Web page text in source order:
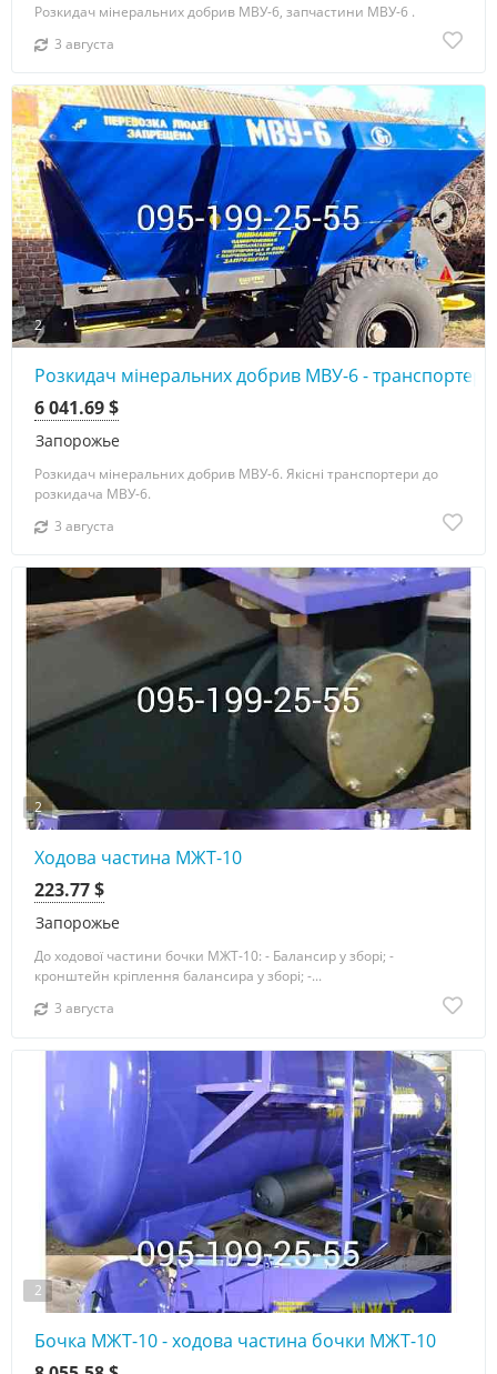
Розкидач мінеральних добрив МВУ-6, запчастини МВУ-6 .
3 августа
2
Розкидач мінеральних добрив МВУ-6 -
Запорожье
6 041.69 $
Розкидач мінеральних добрив МВУ-6. Якісні транспортери до
розкидача МВУ-6.
3 августа
2
Ходова частина МЖТ-10
Запорожье
223.77 $
До ходової частини бочки МЖТ-10: - Балансир у зборі; -
кронштейн кріплення балансира у зборі; -...
3 августа
2
Бочка МЖТ-10 - ходова частина бочки МЖТ-10